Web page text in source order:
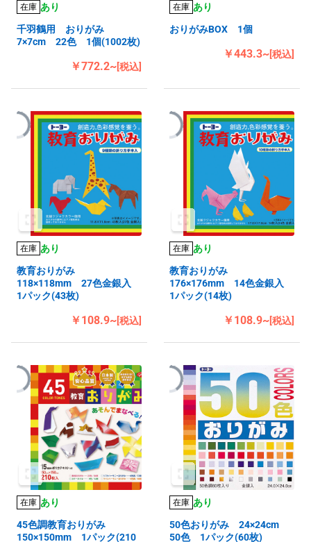
在庫 あり
千羽鶴用 おりがみ
7×7cm 22色 1個(1002枚)
￥772.2~[税込]
在庫 あり
おりがみBOX 1個
￥443.3~[税込]
在庫 あり
教育おりがみ
118×118mm 27色金銀入
1パック(43枚)
￥108.9~[税込]
在庫 あり
教育おりがみ
176×176mm 14色金銀入
1パック(14枚)
￥108.9~[税込]
在庫 あり
45色調教育おりがみ
150×150mm 1パック(210
在庫 あり
50色おりがみ 24×24cm
50色 1パック(60枚)